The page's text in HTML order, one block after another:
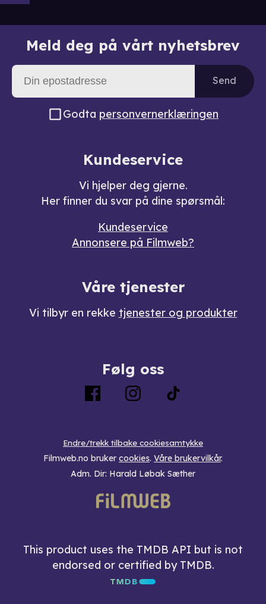
Meld deg på vårt nyhetsbrev
Send
Godta personvernerklæringen
Kundeservice
Vi hjelper deg gjerne.
Her finner du svar på dine spørsmål:
Kundeservice
Annonsere på Filmweb?
Våre tjenester
Vi tilbyr en rekke tjenester og produkter
Følg oss
Endre/trekk tilbake cookiesamtykke
Filmweb.no bruker cookies. Våre brukervilkår.
Adm. Dir: Harald Løbak Sæther
This product uses the TMDB API but is not
endorsed or certified by TMDB.